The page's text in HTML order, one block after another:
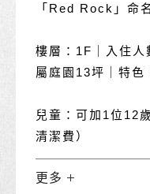
「Red Rock」命
樓層：1F｜入住人
屬庭園13坪｜特色
兒童：可加1位12
清潔費）
更多